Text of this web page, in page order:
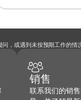
，或遇到未按预期工作的情
销售
联系我们的销